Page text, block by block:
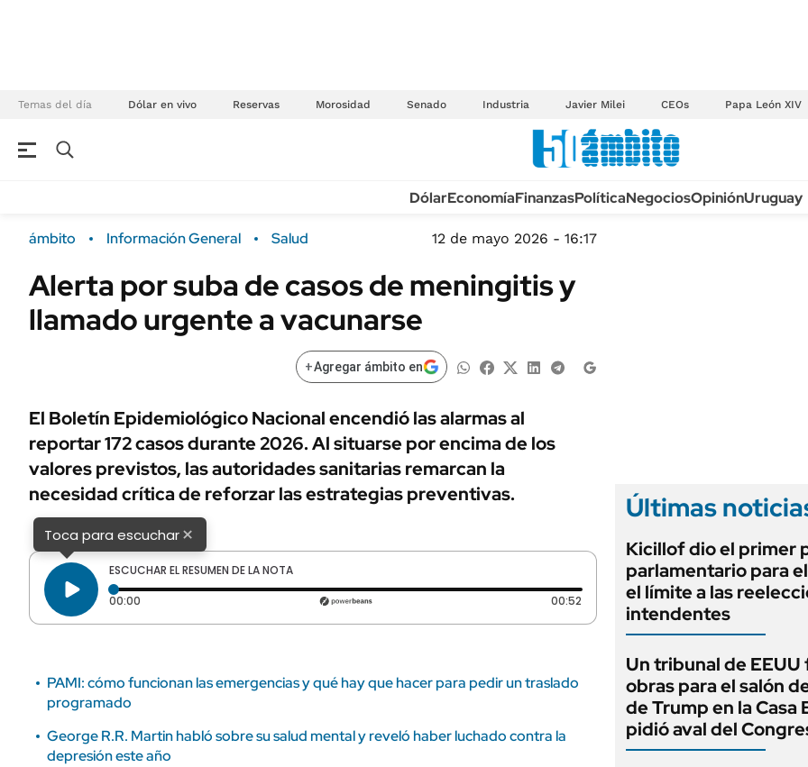
Temas del día Dólar en vivo Reservas Morosidad Senado Industria Javier Milei CEOs Papa León XIV
Campo
FINANZAS
ÁMBITO DEBATE
MEDIAKIT AMBITO DEBATE
Sustentabilidad
POLÍTICA
URUGUAY
TECNOLOGÍA
MÉXICO
MUNDO
LIFESTYLE
AUTOS
DólarEconomíaFinanzasPolíticaNegociosOpiniónUruguay
ámbito Información General Salud 12 de mayo 2026 - 16:17
Alerta por suba de casos de meningitis y
llamado urgente a vacunarse
+Agregar ámbito en
El Boletín Epidemiológico Nacional encendió las alarmas al
reportar 172 casos durante 2026. Al situarse por encima de los
valores previstos, las autoridades sanitarias remarcan la
necesidad crítica de reforzar las estrategias preventivas.
Toca para escuchar×
ESCUCHAR EL RESUMEN DE LA NOTA
00:00 Tiempo transcurrido: 0 segundos 00:52 Duración: 52 segundos
PAMI: cómo funcionan las emergencias y qué hay que hacer para pedir un traslado
programado
George R.R. Martin habló sobre su salud mental y reveló haber luchado contra la
depresión este año
Últimas
Kicillof dio el primer
parlamentario para
el límite a las
intendentes
Un tribunal de EEUU
obras para el salón
de Trump en la Casa
pidió aval del